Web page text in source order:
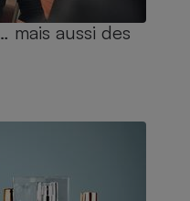
mais aussi des